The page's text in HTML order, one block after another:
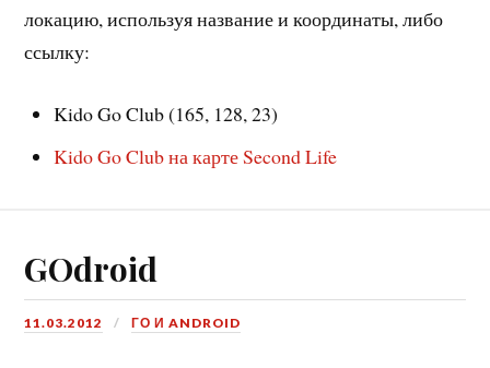
локацию, используя название и координаты, либо
ссылку:
Kido Go Club (165, 128, 23)
Kido Go Club на карте Second Life
GOdroid
11.03.2012 ГО И ANDROID